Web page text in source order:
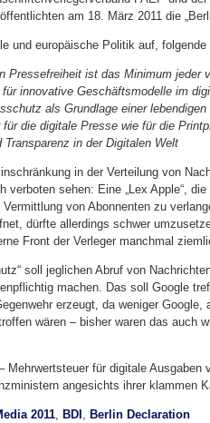
am 18. März 2011 die
und europäische Politik auf,
Pressefreiheit ist das Minimum jeder
innovative Geschäftsmodelle im
als Grundlage einer lebendigen
die digitale Presse wie für die
in der Digitalen Welt
in der Verteilung von
verboten sehen: Eine „Lex Apple“,
von Abonnenten zu
dürfte allerdings schwer
Front der Verleger manchmal
soll jeglichen Abruf von
machen. Das soll Google
erzeugt, da weniger Google,
wären – bisher waren das auch
Mehrwertsteuer für digitale
angesichts ihrer klammen
2011, BDI , Berlin Declaration